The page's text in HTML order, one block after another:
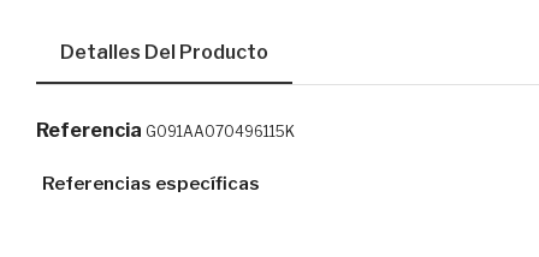
Detalles Del Producto
Referencia G091AA070496115K
Referencias específicas